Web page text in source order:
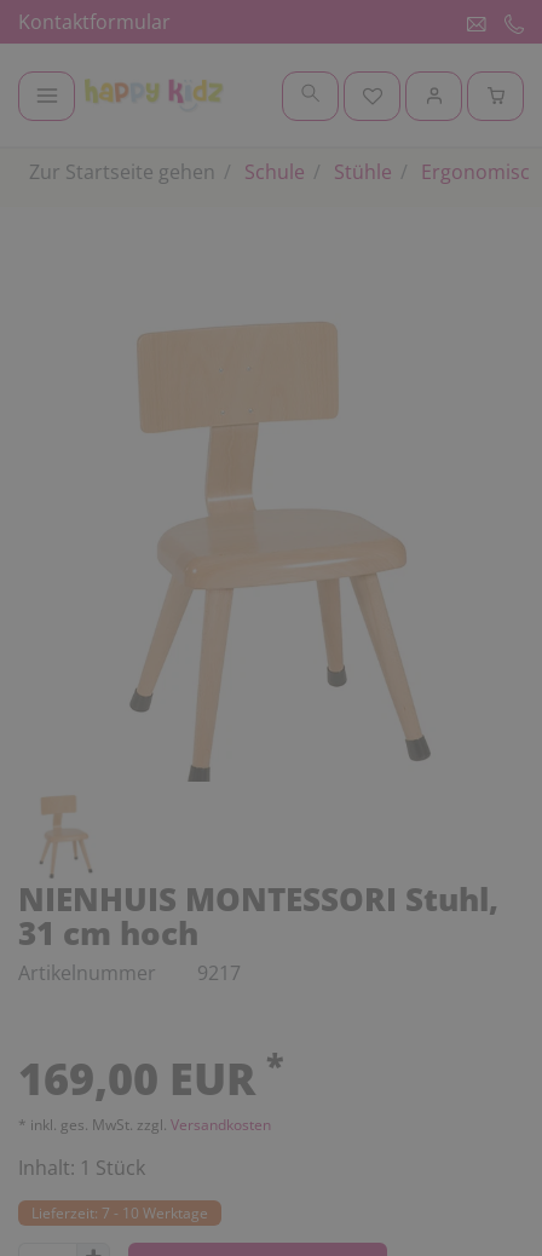
Kontaktformular
Zur Startseite gehen Schule Stühle
NIENHUIS MONTESSORI Stuhl,
31 cm hoch
Artikelnummer 9217
169,00 EUR *
* inkl. ges. MwSt. zzgl. Versandkosten
Inhalt: 1 Stück
Lieferzeit: 7 - 10 Werktage